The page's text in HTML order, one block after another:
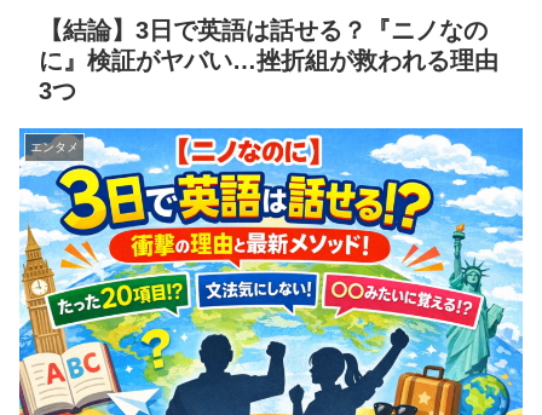
【結論】3日で英語は話せる？『ニノなの
に』検証がヤバい…挫折組が救われる理由
3つ
エンタメ